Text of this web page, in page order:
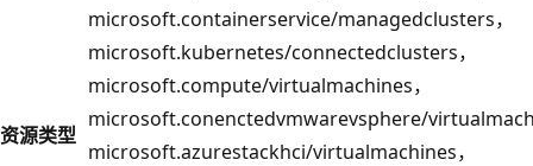
资源类型
microsoft.containerservice/managedclusters，
microsoft.kubernetes/connectedclusters，
microsoft.compute/virtualmachines，
microsoft.conenctedvmwarevsphere/
microsoft.azurestackhci/virtualmachines，